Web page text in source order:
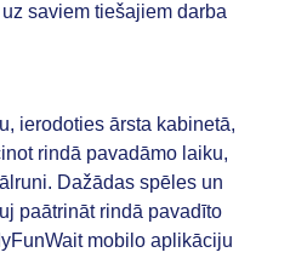
saviem tiešajiem darba
ierodoties ārsta kabinetā,
rindā pavadāmo laiku,
Dažādas spēles un
paātrināt rindā pavadīto
mobilo aplikāciju